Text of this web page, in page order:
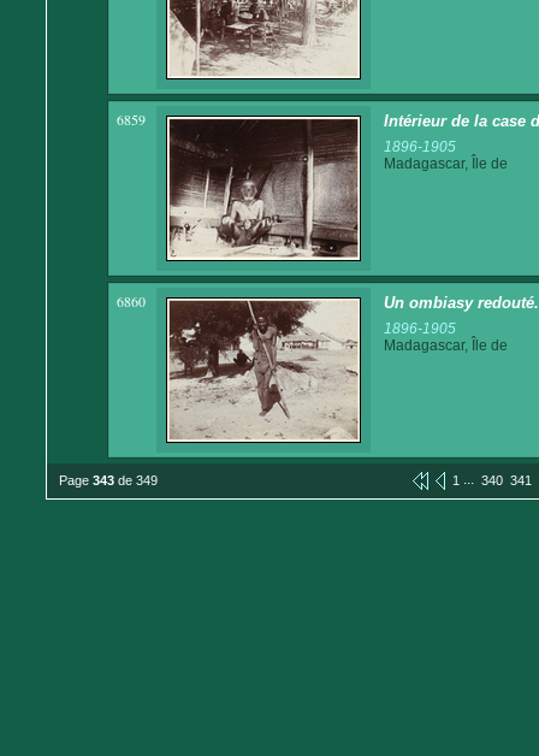
6859 Intérieur de la case
1896-1905
Madagascar, Île de
6860 Un ombiasy
1896-1905
Madagascar, Île de
Page 343 de 349 1 ... 340 341